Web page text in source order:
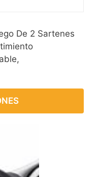
De 2 Sartenes